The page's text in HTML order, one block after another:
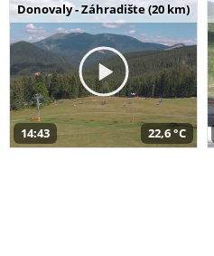
Donovaly - Záhradište (20 km)
14:43 22,6 °C